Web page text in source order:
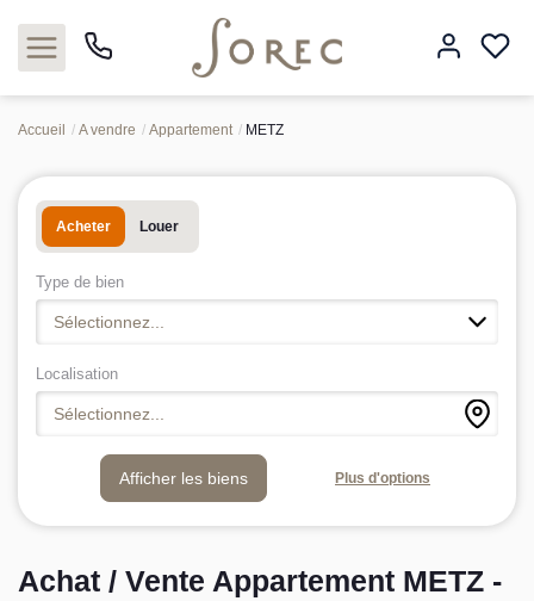
Acheter
Louer
Estimer
Neuf
Gestion
Syndic
L’équipe sorec
Accueil A vendre Appartement METZ
Acheter Louer
Type de bien
Sélectionnez...
Localisation
Sélectionnez...
Plus d'options
Achat / Vente Appartement METZ -